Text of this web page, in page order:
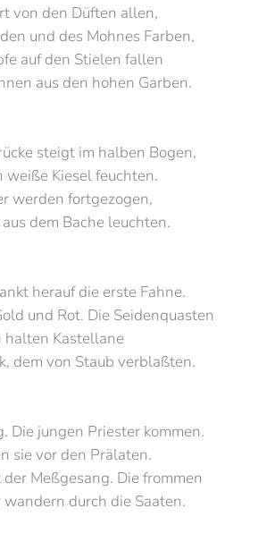
von den Düften allen,
und des Mohnes Farben,
auf den Stielen fallen
aus den hohen Garben.
steigt im halben Bogen,
Kiesel feuchten.
werden fortgezogen,
dem Bache leuchten.
herauf die erste Fahne.
und Rot. Die Seidenquasten
halten Kastellane
dem von Staub verblaßten.
Die jungen Priester kommen.
sie vor den Prälaten.
Meßgesang. Die frommen
durch die Saaten.